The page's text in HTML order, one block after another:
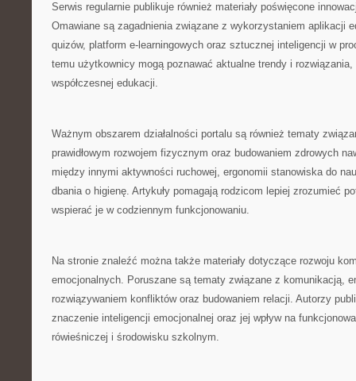
Serwis regularnie publikuje również materiały poświęcone
Omawiane są zagadnienia związane z wykorzystaniem aplikacji
quizów, platform e-learningowych oraz sztucznej inteligencji w
temu użytkownicy mogą poznawać aktualne trendy i rozwiązania,
współczesnej edukacji.
Ważnym obszarem działalności portalu są również tematy
prawidłowym rozwojem fizycznym oraz budowaniem zdrowych
między innymi aktywności ruchowej, ergonomii stanowiska do
dbania o higienę. Artykuły pomagają rodzicom lepiej zrozumieć
wspierać je w codziennym funkcjonowaniu.
Na stronie znaleźć można także materiały dotyczące rozwoju
emocjonalnych. Poruszane są tematy związane z komunikacją,
rozwiązywaniem konfliktów oraz budowaniem relacji. Autorzy
znaczenie inteligencji emocjonalnej oraz jej wpływ na
rówieśniczej i środowisku szkolnym.